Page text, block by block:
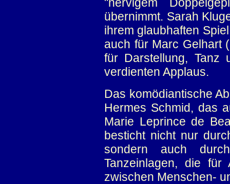
übernimmt. Sarah
ihrem glaubhaften
auch für Marc Gelhart
für Darstellung, Tanz
verdienten Applaus.
Das komödiantische
Hermes Schmid, das
Marie Leprince de
besticht nicht nur
sondern auch
Tanzeinlagen, die für
zwischen Menschen-